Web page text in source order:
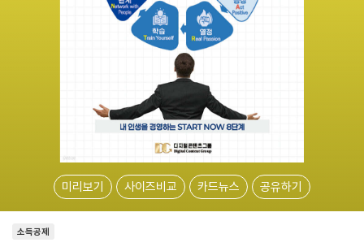
미리보기 사이즈비교 카드뉴스 공유하기
소득공제